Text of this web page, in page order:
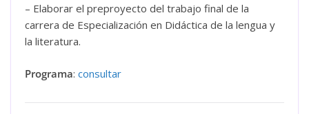
– Elaborar el preproyecto del trabajo final de la
carrera de Especialización en Didáctica de la lengua y
la literatura.
Programa: consultar